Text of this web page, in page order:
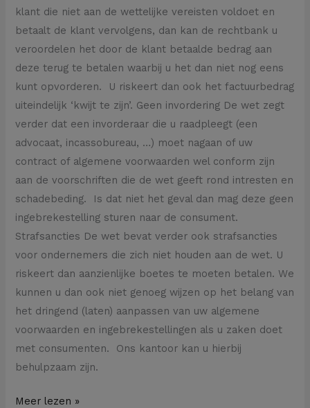
klant die niet aan de wettelijke vereisten voldoet en
betaalt de klant vervolgens, dan kan de rechtbank u
veroordelen het door de klant betaalde bedrag aan
deze terug te betalen waarbij u het dan niet nog eens
kunt opvorderen. U riskeert dan ook het factuurbedrag
uiteindelijk ‘kwijt te zijn’. Geen invordering De wet zegt
verder dat een invorderaar die u raadpleegt (een
advocaat, incassobureau, …) moet nagaan of uw
contract of algemene voorwaarden wel conform zijn
aan de voorschriften die de wet geeft rond intresten en
schadebeding. Is dat niet het geval dan mag deze geen
ingebrekestelling sturen naar de consument.
Strafsancties De wet bevat verder ook strafsancties
voor ondernemers die zich niet houden aan de wet. U
riskeert dan aanzienlijke boetes te moeten betalen. We
kunnen u dan ook niet genoeg wijzen op het belang van
het dringend (laten) aanpassen van uw algemene
voorwaarden en ingebrekestellingen als u zaken doet
met consumenten. Ons kantoor kan u hierbij
behulpzaam zijn.
Meer lezen »